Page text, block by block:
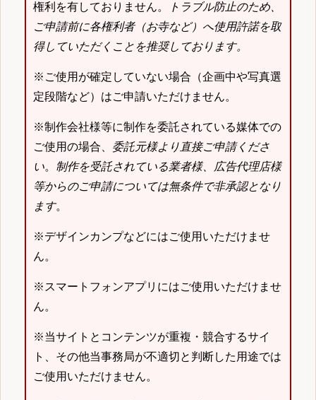
権利を有しておりません。
トラブル防止のため、
ご申請前に各権利者（お寺など）へ使用許諾を取
得していただくことを推奨しております。
※ご使用が確定していない場合（企画中や写真選
定段階など）はご申請いただけません。
※制作会社様等に制作を委託されている媒体での
ご使用の場合、 委託元様より直接ご申請くださ
い。 制作を受託されている業者様、広告代理店様
等からのご申請については無条件で非承認となり
ます。
※デザインカンプなどにはご使用いただけませ
ん。
※スマートフォンアプリにはご使用いただけませ
ん。
※当サイトとコンテンツが重複・競合するサイ
ト、その他当事務局が不適切と判断した用途では
ご使用いただけません。